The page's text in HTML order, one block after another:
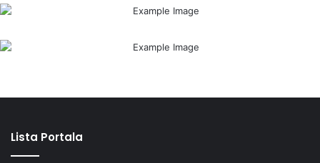
Lista Portala